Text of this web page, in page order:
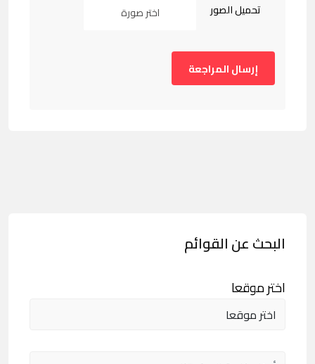
تحميل الصور اختر صورة
البحث عن القوائم
اختر موقعا